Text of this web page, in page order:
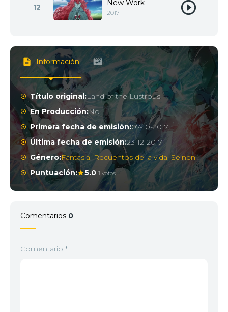
12 New Work
2017
Información
Título original:Land of the Lustrous
En Producción:No
Primera fecha de emisión:07-10-2017
Última fecha de emisión:23-12-2017
Género:Fantasía,Recuentos de la vida, Seinen
Puntuación:
5.0 1 votos
Comentarios 0
Comentario *